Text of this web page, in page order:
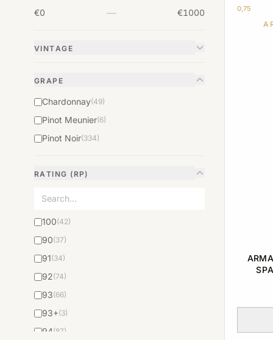
€0 — €1000
VINTAGE
GRAPE
Chardonnay(49)
Pinot Meunier(6)
Pinot Noir(334)
RATING (RP)
100(42)
90(37)
91(34)
92(74)
93(66)
93+(3)
94 (87)
0,75